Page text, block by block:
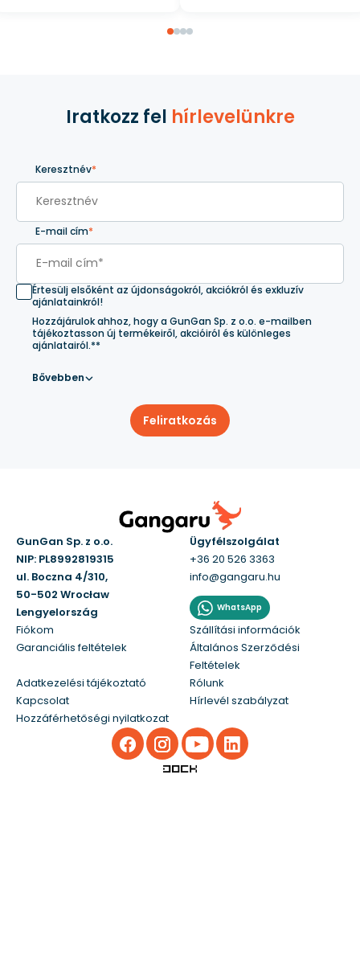
Iratkozz fel hírlevelünkre
Keresztnév*
E-mail cím*
Értesülj elsőként az újdonságokról, akciókról és exkluzív
ajánlatainkról!
Hozzájárulok ahhoz, hogy a GunGan Sp. z o.o. e-mailben
tájékoztasson új termékeiről, akcióiról és különleges
ajánlatairól.**
Bővebben
Feliratkozás
GunGan Sp. z o.o.
NIP: PL8992819315
ul. Boczna 4/310,
50-502 Wrocław
Lengyelország
Ügyfélszolgálat
+36 20 526 3363
info@gangaru.hu
WhatsApp
Fiókom
Szállítási információk
Garanciális feltételek
Általános Szerződési
Feltételek
Adatkezelési tájékoztató
Rólunk
Kapcsolat
Hírlevél szabályzat
Hozzáférhetőségi nyilatkozat